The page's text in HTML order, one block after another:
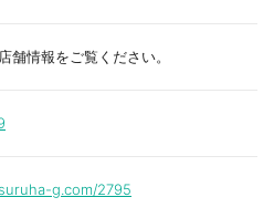
舗情報をご覧ください。
g.com/2795